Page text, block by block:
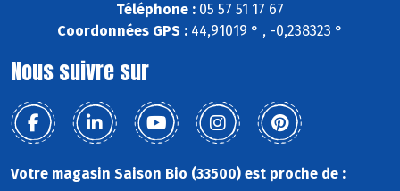
Téléphone : 05 57 51 17 67
Coordonnées GPS : 44,91019 ° , -0,238323 °
Nous suivre sur
Votre magasin Saison Bio (33500) est proche de :